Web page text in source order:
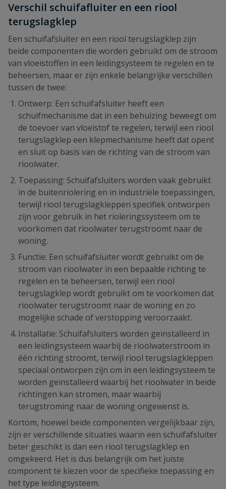
Verschil schuifafluiter en een riool
terugslagklep
Een schuifafsluiter en een riool terugslagklep zijn
beide componenten die worden gebruikt om de stroom
van vloeistoffen in een leidingsysteem te regelen en te
beheersen, maar er zijn enkele belangrijke verschillen
tussen de twee:
Ontwerp: Een schuifafsluiter heeft een
schuifmechanisme dat in een behuizing beweegt om
de toevoer van vloeistof te regelen, terwijl een riool
terugslagklep een klepmechanisme heeft dat opent
en sluit op basis van de richting van de stroom van
rioolwater.
Toepassing: Schuifafsluiters worden vaak gebruikt
in de buitenriolering en in industriële toepassingen,
terwijl riool terugslagkleppen specifiek ontworpen
zijn voor gebruik in het rioleringssysteem om te
voorkomen dat rioolwater terugstroomt naar de
woning.
Functie: Een schuifafsluiter wordt gebruikt om de
stroom van rioolwater in een bepaalde richting te
regelen en te beheersen, terwijl een riool
terugslagklep wordt gebruikt om te voorkomen dat
rioolwater terugstroomt naar de woning en zo
mogelijke schade of verstopping veroorzaakt.
Installatie: Schuifafsluiters worden geïnstalleerd in
een leidingsysteem waarbij de rioolwaterstroom in
één richting stroomt, terwijl riool terugslagkleppen
speciaal ontworpen zijn om in een leidingsysteem te
worden geïnstalleerd waarbij het rioolwater in beide
richtingen kan stromen, maar waarbij
terugstroming naar de woning ongewenst is.
Kortom, hoewel beide componenten vergelijkbaar zijn,
zijn er verschillende situaties waarin een schuifafsluiter
beter geschikt is dan een riool terugslagklep en
omgekeerd. Het is dus belangrijk om het juiste
component te kiezen voor de specifieke toepassing en
het type leidingsysteem.